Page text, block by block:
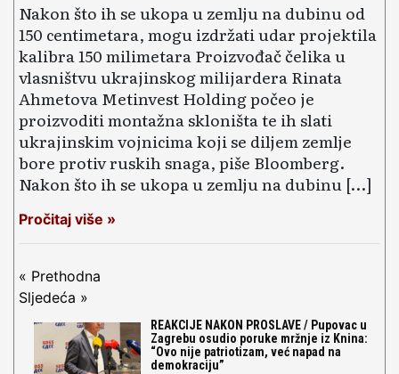
Nakon što ih se ukopa u zemlju na dubinu od
150 centimetara, mogu izdržati udar projektila
kalibra 150 milimetara Proizvođač čelika u
vlasništvu ukrajinskog milijardera Rinata
Ahmetova Metinvest Holding počeo je
proizvoditi montažna skloništa te ih slati
ukrajinskim vojnicima koji se diljem zemlje
bore protiv ruskih snaga, piše Bloomberg.
Nakon što ih se ukopa u zemlju na dubinu […]
Pročitaj više »
« Prethodna
Sljedeća »
REAKCIJE NAKON PROSLAVE / Pupovac u
Zagrebu osudio poruke mržnje iz Knina:
“Ovo nije patriotizam, već napad na
demokraciju”